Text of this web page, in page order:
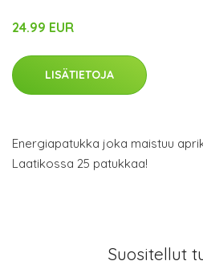
24.99 EUR
LISÄTIETOJA
Energiapatukka joka maistuu
Laatikossa 25 patukkaa!
Suositellut